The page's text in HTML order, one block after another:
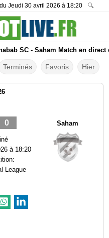
Jeudi 30 avril 2026 à 18:20 🔍
SC - Saham Match en direct
Terminés Favoris Hier
0
à 18:20
League
Saham